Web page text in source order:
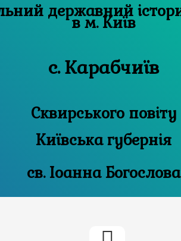
історичний архів
в м. Київ
с. Карабчиїв
Сквирського повіту
Київська губернія
св. Іоанна Богослова